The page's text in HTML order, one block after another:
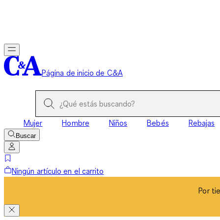
Página de inicio de C&A
Mujer Hombre Niños Bebés Rebajas
Buscar
Ningún artículo en el carrito
Por